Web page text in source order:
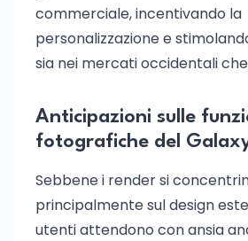
commerciale, incentivando la
personalizzazione e
sia nei mercati occidentali
Anticipazioni sulle
fotografiche del
Sebbene i render si
principalmente sul design
utenti attendono con ansia